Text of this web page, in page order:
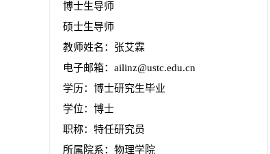
博士生导师
硕士生导师
教师姓名：张艾霖
电子邮箱： ailinz@ustc.edu.cn
学历：博士研究生毕业
学位：博士
职称：特任研究员
所属院系：物理学院